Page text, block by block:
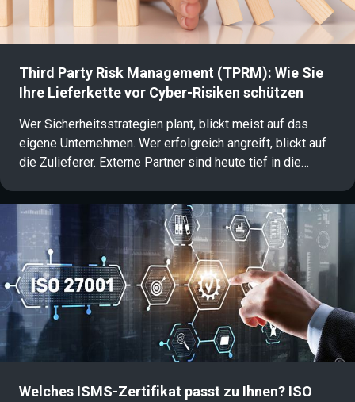
Third Party Risk Management (TPRM): Wie Sie
Ihre Lieferkette vor Cyber-Risiken schützen
Wer Sicherheitsstrategien plant, blickt meist auf das
eigene Unternehmen. Wer erfolgreich angreift, blickt auf
die Zulieferer. Externe Partner sind heute tief in die
schafft Angriffsflächen, die klassische Konzepte oft
übersehen: Ein Großteil erfolgreicher Cyberangriffe
erfolgt über die Lieferkette. Ein aktives Third Party Risk
Management (TPRM) sichert diese Schwachstelle und
stärkt die operative Resilienz.
Welches ISMS-Zertifikat passt zu Ihnen? ISO